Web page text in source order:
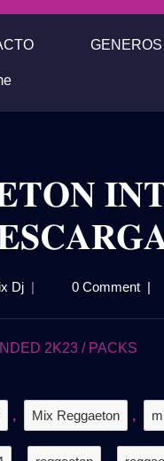
Dj𝐏𝐀𝐂𝐊
𝐎𝐔𝐓𝐑𝐎
𝐃𝐄𝐒𝐂𝐀𝐑𝐆𝐀
𝐆𝐑𝐀𝐓𝐈𝐒
| 0 Comment |
2K23 / PACKS
, Mix Reggaeton ,